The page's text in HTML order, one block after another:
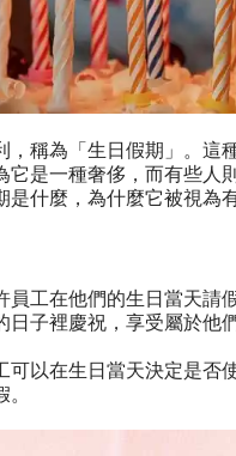
，稱為「生日假期」。這
是一種奢侈，而有些人
什麼，為什麼它被視為
員工在他們的生日當天請
子裡慶祝，享受屬於他
以在生日當天決定是否